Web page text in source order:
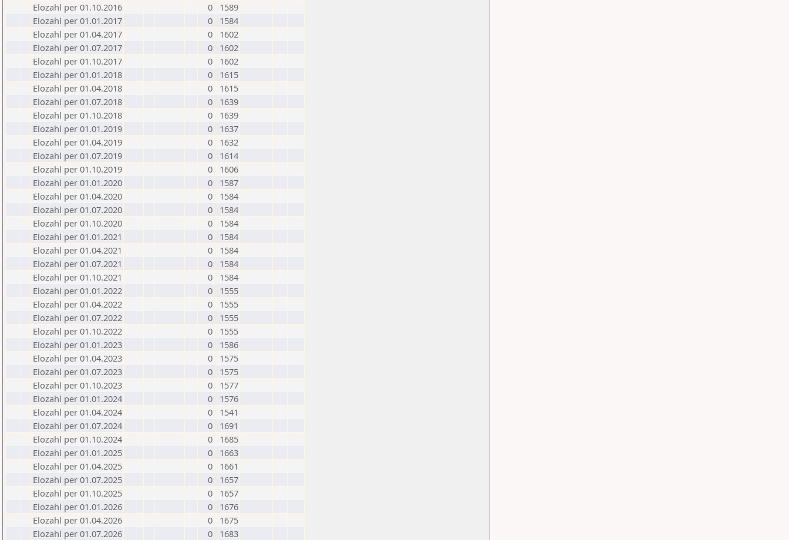
Elozahl per 01.10.2016
0
1589
Elozahl per 01.01.2017
0
1584
Elozahl per 01.04.2017
0
1602
Elozahl per 01.07.2017
0
1602
Elozahl per 01.10.2017
0
1602
Elozahl per 01.01.2018
0
1615
Elozahl per 01.04.2018
0
1615
Elozahl per 01.07.2018
0
1639
Elozahl per 01.10.2018
0
1639
Elozahl per 01.01.2019
0
1637
Elozahl per 01.04.2019
0
1632
Elozahl per 01.07.2019
0
1614
Elozahl per 01.10.2019
0
1606
Elozahl per 01.01.2020
0
1587
Elozahl per 01.04.2020
0
1584
Elozahl per 01.07.2020
0
1584
Elozahl per 01.10.2020
0
1584
Elozahl per 01.01.2021
0
1584
Elozahl per 01.04.2021
0
1584
Elozahl per 01.07.2021
0
1584
Elozahl per 01.10.2021
0
1584
Elozahl per 01.01.2022
0
1555
Elozahl per 01.04.2022
0
1555
Elozahl per 01.07.2022
0
1555
Elozahl per 01.10.2022
0
1555
Elozahl per 01.01.2023
0
1586
Elozahl per 01.04.2023
0
1575
Elozahl per 01.07.2023
0
1575
Elozahl per 01.10.2023
0
1577
Elozahl per 01.01.2024
0
1576
Elozahl per 01.04.2024
0
1541
Elozahl per 01.07.2024
0
1691
Elozahl per 01.10.2024
0
1685
Elozahl per 01.01.2025
0
1663
Elozahl per 01.04.2025
0
1661
Elozahl per 01.07.2025
0
1657
Elozahl per 01.10.2025
0
1657
Elozahl per 01.01.2026
0
1676
Elozahl per 01.04.2026
0
1675
Elozahl per 01.07.2026
0 1683